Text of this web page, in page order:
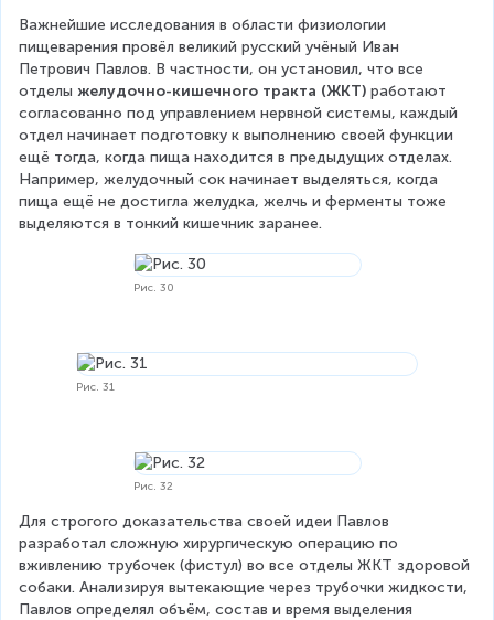
Важнейшие исследования в области физиологии
пищеварения провёл великий русский учёный Иван
Петрович Павлов. В частности, он установил, что все
отделы желудочно-кишечного тракта (ЖКТ) работают
согласованно под управлением нервной системы, каждый
отдел начинает подготовку к выполнению своей функции
ещё тогда, когда пища находится в предыдущих отделах.
Например, желудочный сок начинает выделяться, когда
пища ещё не достигла желудка, желчь и ферменты тоже
выделяются в тонкий кишечник заранее.
Рис. 30
Рис. 31
Рис. 32
Для строгого доказательства своей идеи Павлов
разработал сложную хирургическую операцию по
вживлению трубочек (фистул) во все отделы ЖКТ здоровой
собаки. Анализируя вытекающие через трубочки жидкости,
Павлов определял объём, состав и время выделения